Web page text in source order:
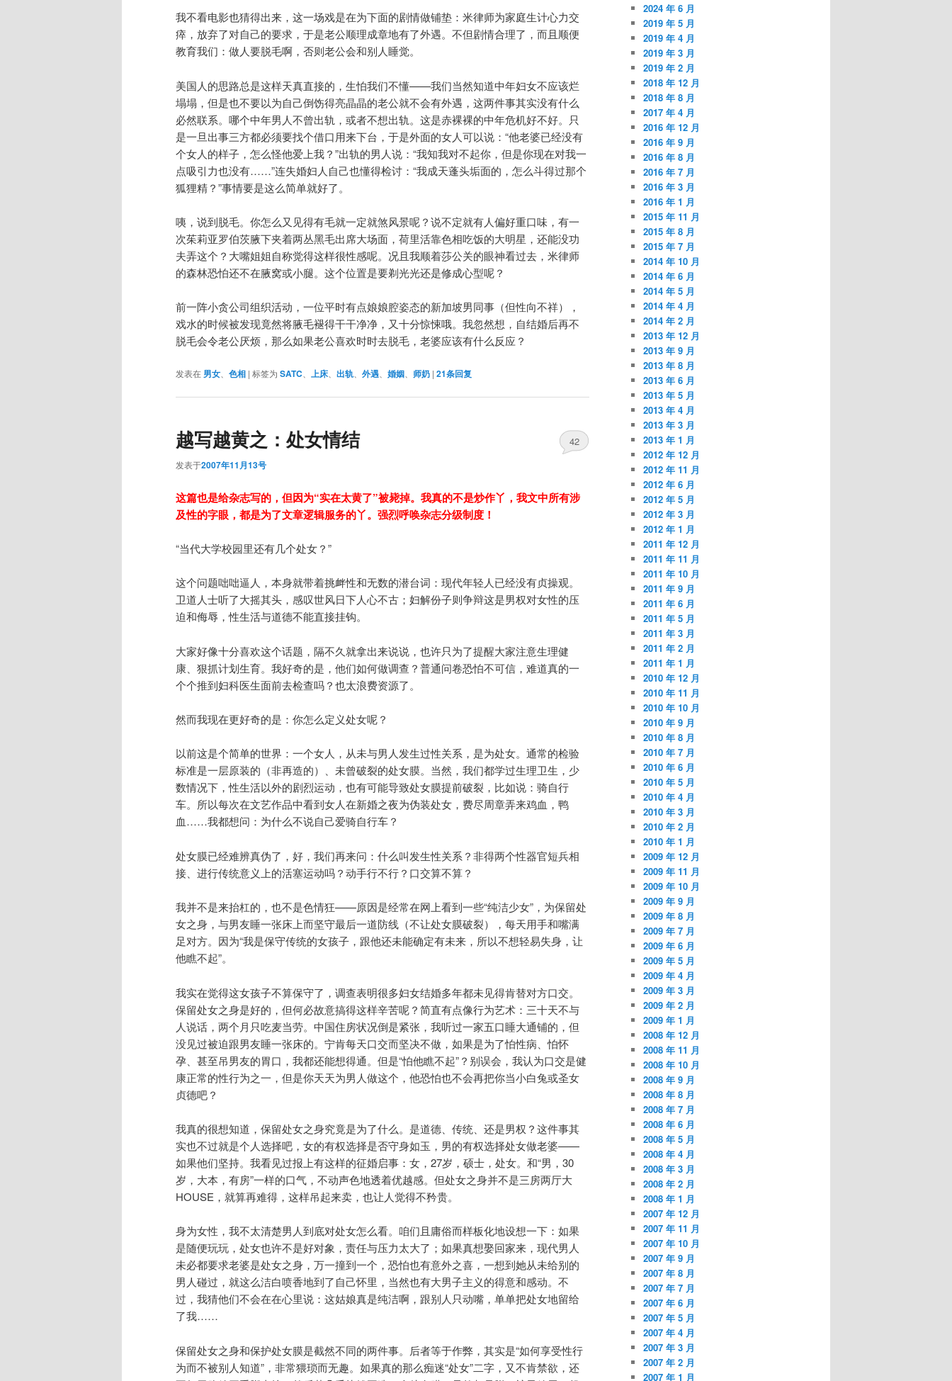
我不看电影也猜得出来，这一场戏是在为下面的剧情做铺垫：米律师为家庭生计心力交
瘁，放弃了对自己的要求，于是老公顺理成章地有了外遇。不但剧情合理了，而且顺便
教育我们：做人要脱毛啊，否则老公会和别人睡觉。
美国人的思路总是这样天真直接的，生怕我们不懂——我们当然知道中年妇女不应该烂
塌塌，但是也不要以为自己倒饬得亮晶晶的老公就不会有外遇，这两件事其实没有什么
必然联系。哪个中年男人不曾出轨，或者不想出轨。这是赤裸裸的中年危机好不好。只
是一旦出事三方都必须要找个借口用来下台，于是外面的女人可以说：“他老婆已经没有
个女人的样子，怎么怪他爱上我？”出轨的男人说：“我知我对不起你，但是你现在对我一
点吸引力也没有……”连失婚妇人自己也懂得检讨：“我成天蓬头垢面的，怎么斗得过那个
狐狸精？”事情要是这么简单就好了。
咦，说到脱毛。你怎么又见得有毛就一定就煞风景呢？说不定就有人偏好重口味，有一
次茱莉亚罗伯茨腋下夹着两丛黑毛出席大场面，荷里活靠色相吃饭的大明星，还能没功
夫弄这个？大嘴姐姐自称觉得这样很性感呢。况且我顺着莎公关的眼神看过去，米律师
的森林恐怕还不在腋窝或小腿。这个位置是要剃光光还是修成心型呢？
前一阵小贪公司组织活动，一位平时有点娘娘腔姿态的新加坡男同事（但性向不祥），
戏水的时候被发现竟然将腋毛褪得干干净净，又十分惊悚哦。我忽然想，自结婚后再不
脱毛会令老公厌烦，那么如果老公喜欢时时去脱毛，老婆应该有什么反应？
发表在 男女 色相 | 标签为 SATC 上床 出轨 外遇 婚姻 师奶 | 21条回复
越写越黄之：处女情结
发表于2007年11月13号
42
这篇也是给杂志写的，但因为“实在太黄了”被毙掉。我真的不是炒作丫，我文中所有涉
及性的字眼，都是为了文章逻辑服务的丫。强烈呼唤杂志分级制度！
“当代大学校园里还有几个处女？”
这个问题咄咄逼人，本身就带着挑衅性和无数的潜台词：现代年轻人已经没有贞操观。
卫道人士听了大摇其头，感叹世风日下人心不古；妇解份子则争辩这是男权对女性的压
迫和侮辱，性生活与道德不能直接挂钩。
大家好像十分喜欢这个话题，隔不久就拿出来说说，也许只为了提醒大家注意生理健
康、狠抓计划生育。我好奇的是，他们如何做调查？普通问卷恐怕不可信，难道真的一
个个推到妇科医生面前去检查吗？也太浪费资源了。
然而我现在更好奇的是：你怎么定义处女呢？
以前这是个简单的世界：一个女人，从未与男人发生过性关系，是为处女。通常的检验
标准是一层原装的（非再造的）、未曾破裂的处女膜。当然，我们都学过生理卫生，少
数情况下，性生活以外的剧烈运动，也有可能导致处女膜提前破裂，比如说：骑自行
车。所以每次在文艺作品中看到女人在新婚之夜为伪装处女，费尽周章弄来鸡血，鸭
血……我都想问：为什么不说自己爱骑自行车？
处女膜已经难辨真伪了，好，我们再来问：什么叫发生性关系？非得两个性器官短兵相
接、进行传统意义上的活塞运动吗？动手行不行？口交算不算？
我并不是来抬杠的，也不是色情狂——原因是经常在网上看到一些“纯洁少女”，为保留处
女之身，与男友睡一张床上而坚守最后一道防线（不让处女膜破裂），每天用手和嘴满
足对方。因为“我是保守传统的女孩子，跟他还未能确定有未来，所以不想轻易失身，让
他瞧不起”。
我实在觉得这女孩子不算保守了，调查表明很多妇女结婚多年都未见得肯替对方口交。
保留处女之身是好的，但何必故意搞得这样辛苦呢？简直有点像行为艺术：三十天不与
人说话，两个月只吃麦当劳。中国住房状况倒是紧张，我听过一家五口睡大通铺的，但
没见过被迫跟男友睡一张床的。宁肯每天口交而坚决不做，如果是为了怕性病、怕怀
孕、甚至吊男友的胃口，我都还能想得通。但是“怕他瞧不起”？别误会，我认为口交是健
康正常的性行为之一，但是你天天为男人做这个，他恐怕也不会再把你当小白兔或圣女
贞德吧？
我真的很想知道，保留处女之身究竟是为了什么。是道德、传统、还是男权？这件事其
实也不过就是个人选择吧，女的有权选择是否守身如玉，男的有权选择处女做老婆——
如果他们坚持。我看见过报上有这样的征婚启事：女，27岁，硕士，处女。和“男，30
岁，大本，有房”一样的口气，不动声色地透着优越感。但处女之身并不是三房两厅大
HOUSE，就算再难得，这样吊起来卖，也让人觉得不矜贵。
身为女性，我不太清楚男人到底对处女怎么看。咱们且庸俗而样板化地设想一下：如果
是随便玩玩，处女也许不是好对象，责任与压力太大了；如果真想娶回家来，现代男人
未必都要求老婆是处女之身，万一撞到一个，恐怕也有意外之喜，一想到她从未给别的
男人碰过，就这么洁白喷香地到了自己怀里，当然也有大男子主义的得意和感动。不
过，我猜他们不会在在心里说：这姑娘真是纯洁啊，跟别人只动嘴，单单把处女地留给
了我……
保留处女之身和保护处女膜是截然不同的两件事。后者等于作弊，其实是“如何享受性行
为而不被别人知道”，非常猥琐而无趣。如果真的那么痴迷“处女”二字，又不肯禁欲，还
2024 年 6 月
2019 年 5 月
2019 年 4 月
2019 年 3 月
2019 年 2 月
2018 年 12 月
2018 年 8 月
2017 年 4 月
2016 年 12 月
2016 年 9 月
2016 年 8 月
2016 年 7 月
2016 年 3 月
2016 年 1 月
2015 年 11 月
2015 年 8 月
2015 年 7 月
2014 年 10 月
2014 年 6 月
2014 年 5 月
2014 年 4 月
2014 年 2 月
2013 年 12 月
2013 年 9 月
2013 年 8 月
2013 年 6 月
2013 年 5 月
2013 年 4 月
2013 年 3 月
2013 年 1 月
2012 年 12 月
2012 年 11 月
2012 年 6 月
2012 年 5 月
2012 年 3 月
2012 年 1 月
2011 年 12 月
2011 年 11 月
2011 年 10 月
2011 年 9 月
2011 年 6 月
2011 年 5 月
2011 年 3 月
2011 年 2 月
2011 年 1 月
2010 年 12 月
2010 年 11 月
2010 年 10 月
2010 年 9 月
2010 年 8 月
2010 年 7 月
2010 年 6 月
2010 年 5 月
2010 年 4 月
2010 年 3 月
2010 年 2 月
2010 年 1 月
2009 年 12 月
2009 年 11 月
2009 年 10 月
2009 年 9 月
2009 年 8 月
2009 年 7 月
2009 年 6 月
2009 年 5 月
2009 年 4 月
2009 年 3 月
2009 年 2 月
2009 年 1 月
2008 年 12 月
2008 年 11 月
2008 年 10 月
2008 年 9 月
2008 年 8 月
2008 年 7 月
2008 年 6 月
2008 年 5 月
2008 年 4 月
2008 年 3 月
2008 年 2 月
2008 年 1 月
2007 年 12 月
2007 年 11 月
2007 年 10 月
2007 年 9 月
2007 年 8 月
2007 年 7 月
2007 年 6 月
2007 年 5 月
2007 年 4 月
2007 年 3 月
2007 年 2 月
2007 年 1 月